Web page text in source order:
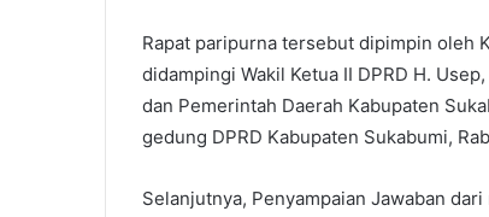
Rapat paripurna tersebut dipimpin oleh
didampingi Wakil Ketua II DPRD H.
dan Pemerintah Daerah Kabupaten
gedung DPRD Kabupaten Sukabumi,
Selanjutnya, Penyampaian Jawaban